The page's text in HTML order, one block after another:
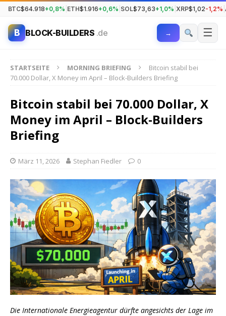
BTC$64.918+0,8% ETH$1.916+0,6% SOL$73,63+1,0% XRP$1,02-1,2%
B BLOCK-BUILDERS .de → ☰
STARTSEITE MORNING BRIEFING
Bitcoin stabil bei
70.000 Dollar, X Money im April – Block-Builders Briefing
Bitcoin stabil bei 70.000 Dollar, X
Money im April – Block-Builders
Briefing
März 11, 2026 Stephan Fiedler 0
Die Internationale Energieagentur dürfte angesichts der Lage im